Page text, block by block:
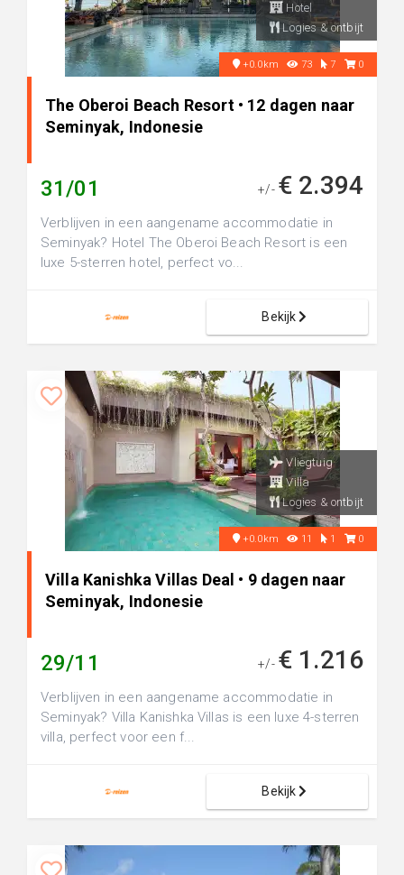
Hotel
Logies & ontbijt
+0.0km 73 7 0
The Oberoi Beach Resort • 12 dagen naar
Seminyak, Indonesie
31/01 +/- € 2.394
Verblijven in een aangename accommodatie in
Seminyak? Hotel The Oberoi Beach Resort is een
luxe 5-sterren hotel, perfect vo...
Bekijk
Vliegtuig
Villa
Logies & ontbijt
+0.0km 11 1 0
Villa Kanishka Villas Deal • 9 dagen naar
Seminyak, Indonesie
29/11 +/- € 1.216
Verblijven in een aangename accommodatie in
Seminyak? Villa Kanishka Villas is een luxe 4-sterren
villa, perfect voor een f...
Bekijk